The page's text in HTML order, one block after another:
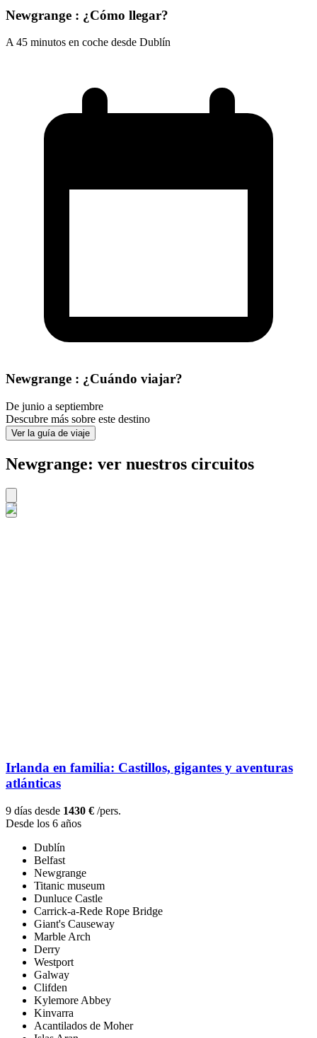
Newgrange : ¿Cómo llegar?
A 45 minutos en coche desde Dublín
Newgrange : ¿Cuándo viajar?
De junio a septiembre
Descubre más sobre este destino
Ver la guía de viaje
Newgrange: ver nuestros circuitos
Irlanda en familia: Castillos, gigantes y aventuras
atlánticas
9 días desde 1430 € /pers.
Desde los 6 años
Dublín
Belfast
Newgrange
Titanic museum
Dunluce Castle
Carrick-a-Rede Rope Bridge
Giant's Causeway
Marble Arch
Derry
Westport
Galway
Clifden
Kylemore Abbey
Kinvarra
Acantilados de Moher